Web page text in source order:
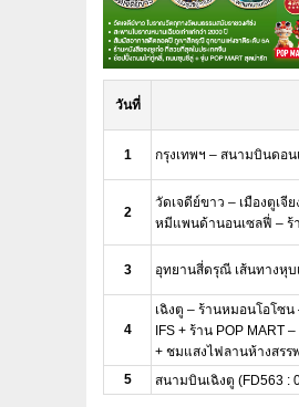
วันที่
1 กรุงเทพฯ – สนามบินดอ
2
วัดเจดีย์ขาว – เมืองตูเจี
หมีแพนด้านอนเซลฟี่ – ร้
3 อุทยานสี่ดรุณี เส้นทางหุบ
4
เฉิงตู – ร้านหมอนโอโซ
IFS + ร้าน POP
+ ชมแสงไฟลานห้างสรร
5
สนามบินเฉิงตู (FD563 :